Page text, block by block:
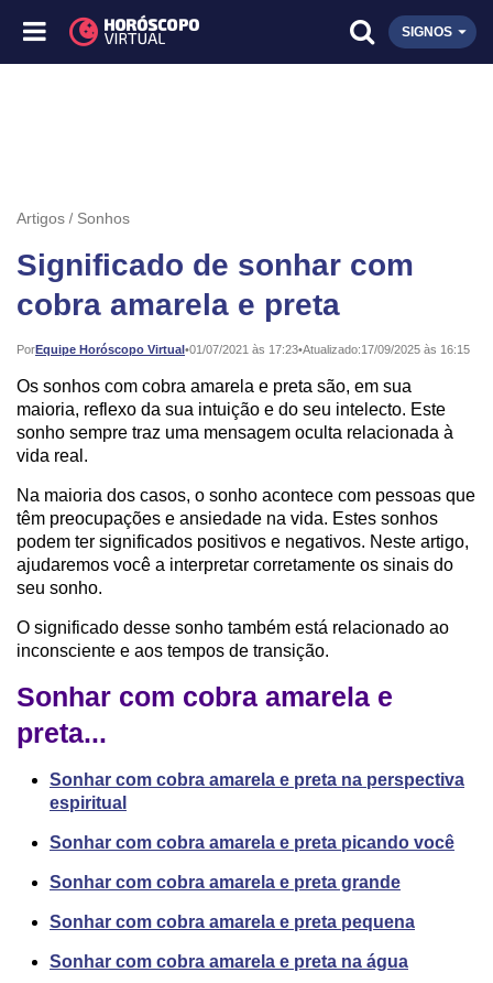
SIGNOS
Artigos Sonhos
Significado de sonhar com
cobra amarela e preta
PorEquipe Horóscopo Virtual•
Publicado: 01/07/2021 às 17:23•Atualizado:17/09/2025 às 16:15
Os sonhos com cobra amarela e preta são, em sua
maioria, reflexo da sua intuição e do seu intelecto. Este
sonho sempre traz uma mensagem oculta relacionada à
vida real.
Na maioria dos casos, o sonho acontece com pessoas que
têm preocupações e ansiedade na vida. Estes sonhos
podem ter significados positivos e negativos. Neste artigo,
ajudaremos você a interpretar corretamente os sinais do
seu sonho.
O significado desse sonho também está relacionado ao
inconsciente e aos tempos de transição.
Sonhar com cobra amarela e
preta...
Sonhar com cobra amarela e preta na perspectiva
espiritual
Sonhar com cobra amarela e preta picando você
Sonhar com cobra amarela e preta grande
Sonhar com cobra amarela e preta pequena
Sonhar com cobra amarela e preta na água